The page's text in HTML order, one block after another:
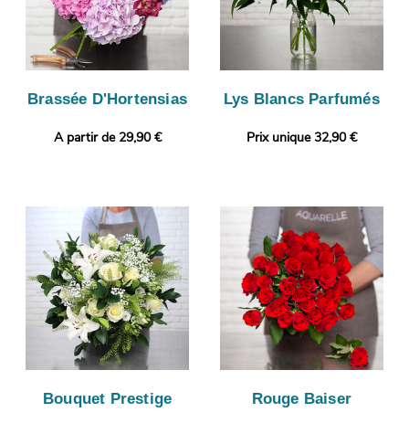
Brassée D'Hortensias
A partir de 29,90 €
Lys Blancs Parfumés
Prix unique 32,90 €
Bouquet Prestige Rouge Baiser